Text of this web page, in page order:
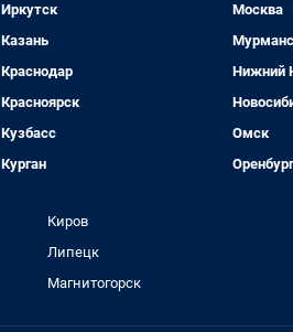
Иркутск
Казань
Краснодар
Красноярск
Кузбасс
Курган
Москва
Нижний
Омск
Киров
Липецк
Магнитогорск